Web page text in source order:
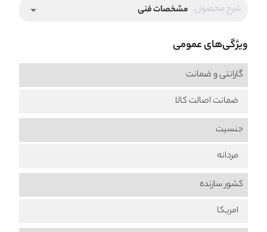
شرح محصول: مشخصات فنی arrow_drop_down
ویژگی‌های عمومی
گارانتی و ضمانت
ضمانت اصالت کالا
جنسیت
مردانه
کشور سازنده
امریکا